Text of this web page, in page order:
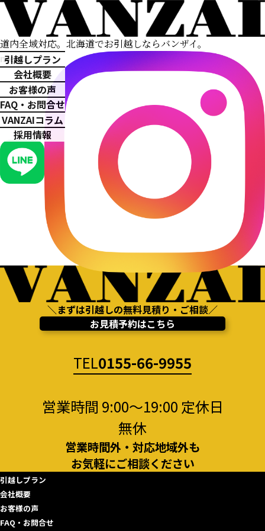
道内全域対応。 北海道でお引越しならバンザイ。
menu
引越しプラン
会社概要
お客様の声
FAQ・お問合せ
VANZAIコラム
採用情報
＼まずは引越しの無料見積り・ご相談／
お見積予約はこちら
TEL0155-66-9955
営業時間 9:00～19:00 定休日
無休
営業時間外・対応地域外も
お気軽にご相談ください
引越しプラン
会社概要
お客様の声
FAQ・お問合せ